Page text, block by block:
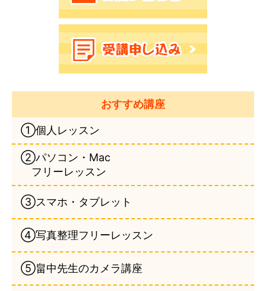
おすすめ講座
①個人レッスン
②パソコン・Mac
フリーレッスン
③スマホ・タブレット
④写真整理フリーレッスン
⑤畠中先生のカメラ講座